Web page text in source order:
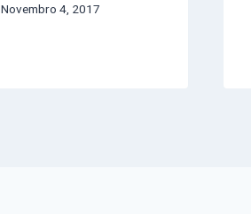
Novembro 4, 2017